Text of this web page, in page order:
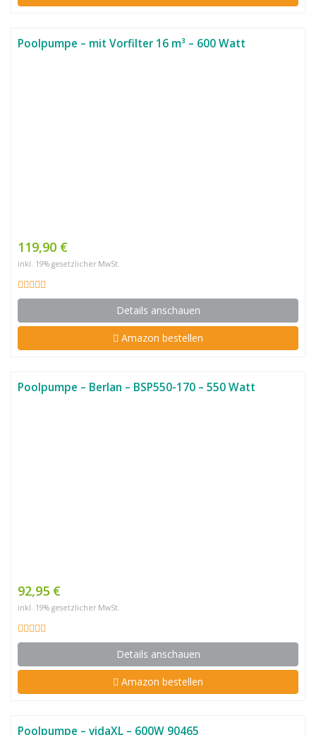
Poolpumpe – mit Vorfilter 16 m³ – 600 Watt
119,90 €
inkl. 19% gesetzlicher MwSt.
Details anschauen
Amazon bestellen
Poolpumpe – Berlan – BSP550-170 – 550 Watt
92,95 €
inkl. 19% gesetzlicher MwSt.
Details anschauen
Amazon bestellen
Poolpumpe – vidaXL – 600W 90465